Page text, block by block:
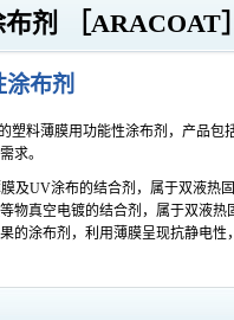
剂 ［ARACOAT］
布剂
塑料薄膜用功能性涂布剂，产品
求。
及UV涂布的结合剂，属于双液热
物真空电镀的结合剂，属于双液
的涂布剂，利用薄膜呈现抗静电性